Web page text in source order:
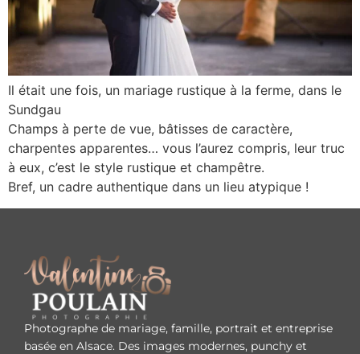
Il était une fois, un mariage rustique à la ferme, dans le
Sundgau
Champs à perte de vue, bâtisses de caractère,
charpentes apparentes… vous l’aurez compris, leur truc
à eux, c’est le style rustique et champêtre.
Bref, un cadre authentique dans un lieu atypique !
Photographe de mariage, famille, portrait et entreprise
basée en Alsace. Des images modernes, punchy et